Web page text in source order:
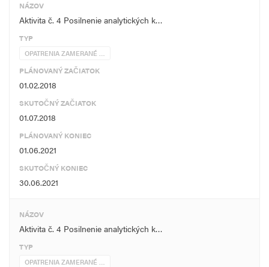
NÁZOV
Aktivita č. 4 Posilnenie analytických k…
TYP
OPATRENIA ZAMERANÉ …
PLÁNOVANÝ ZAČIATOK
01.02.2018
SKUTOČNÝ ZAČIATOK
01.07.2018
PLÁNOVANÝ KONIEC
01.06.2021
SKUTOČNÝ KONIEC
30.06.2021
NÁZOV
Aktivita č. 4 Posilnenie analytických k…
TYP
OPATRENIA ZAMERANÉ …